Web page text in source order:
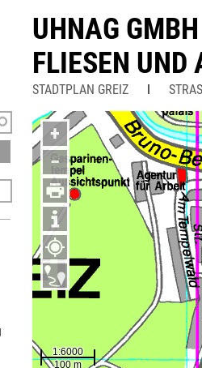
UHNAG GMBH
FLIESEN UND
STADTPLAN GREIZ
+
−